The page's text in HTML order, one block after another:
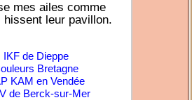
mes ailes comme
hissent leur pavillon.
IKF de Dieppe
Bretagne
KAM en Vendée
de Berck-sur-Mer